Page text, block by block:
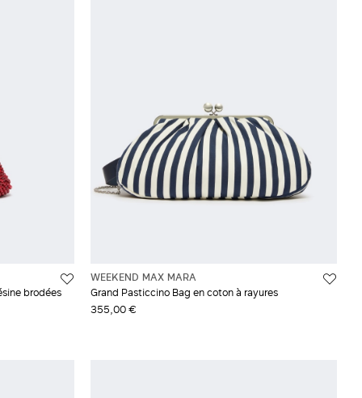
brodées
WEEKEND MAX MARA
Grand Pasticcino Bag en coton à rayures
355,00 €